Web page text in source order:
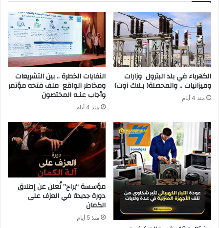
‬وميزانيات‭ .. ‬والمحصلة‭ )‬بـلاك‭ ‬آوت)
منذ 4 أيام ‬وأجاب‭ ‬عنـه‭ ‬المختصون
منذ 4 أيام
مؤسسة “براح” تُعلن عن إطلاق
دورة جديدة في العزف على
الكمان
منذ 5 أيام